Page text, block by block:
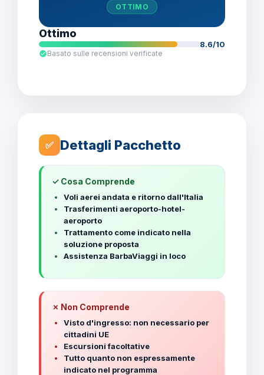
OTTIMO
Ottimo
8.6/10
Basato sulle recensioni verificate
✅ Dettagli Pacchetto
✓ Cosa Comprende
Voli aerei andata e ritorno dall'Italia
Trasferimenti aeroporto-hotel-
aeroporto
Trattamento come indicato nella
soluzione proposta
Assistenza BarbaViaggi in loco
✗ Non Comprende
Visto d'ingresso: non necessario per
cittadini UE
Escursioni facoltative
Tutto quanto non espressamente
indicato nel programma